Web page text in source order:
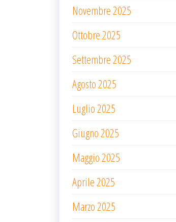
Novembre 2025
Ottobre 2025
Settembre 2025
Agosto 2025
Luglio 2025
Giugno 2025
Maggio 2025
Aprile 2025
Marzo 2025